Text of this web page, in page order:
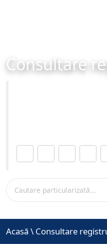
Consultare
Acasă \ Consultare